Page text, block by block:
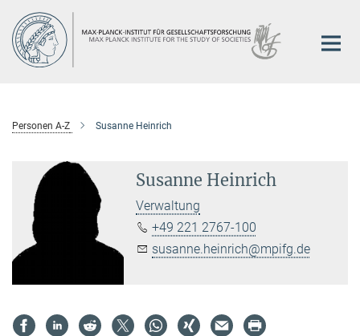
Hauptinhalt
Personen A-Z Susanne Heinrich
Susanne Heinrich
Verwaltung
+49 221 2767-100
susanne.heinrich@mpifg.de